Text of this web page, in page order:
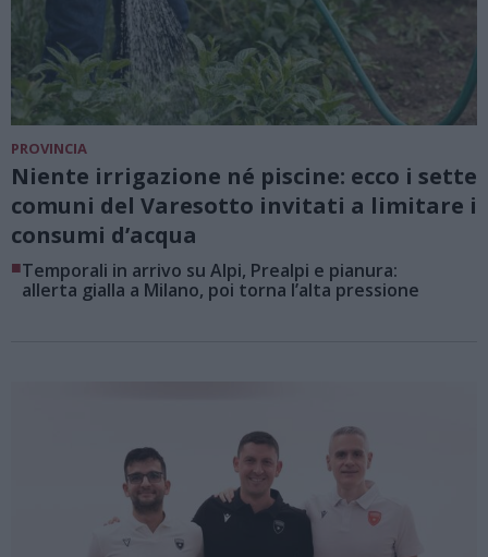
PROVINCIA
Niente irrigazione né piscine: ecco i sette
comuni del Varesotto invitati a limitare i
consumi d’acqua
■Temporali in arrivo su Alpi, Prealpi e pianura:
allerta gialla a Milano, poi torna l’alta pressione